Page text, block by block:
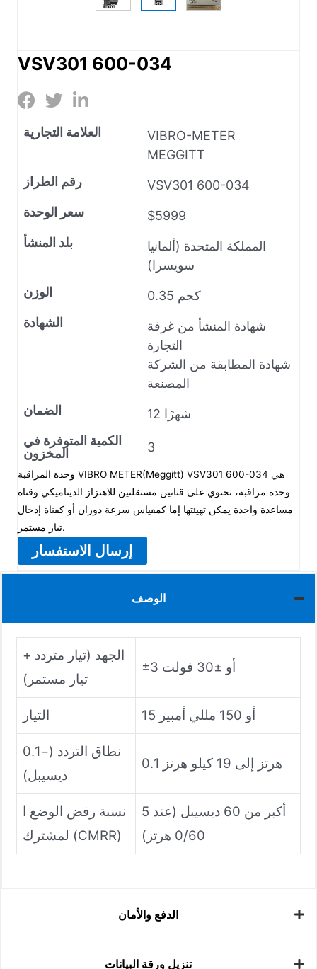
VSV301 600-034
العلامة التجارية
VIBRO-METER
MEGGITT
رقم الطراز
VSV301 600-034
سعر الوحدة
$5999
بلد المنشأ
المملكة المتحدة (ألمانيا
سويسرا)
الوزن
0.35 كجم
الشهادة
شهادة المنشأ من غرفة
التجارة
شهادة المطابقة من الشركة
المصنعة
الضمان
12 شهرًا
الكمية المتوفرة في
المخزون
3
وحدة المراقبة VIBRO METER(Meggitt) VSV301 600-034 هي
وحدة مراقبة، تحتوي على قناتين مستقلتين للاهتزاز الديناميكي وقناة
مساعدة واحدة يمكن تهيئتها إما كمقياس سرعة دوران أو كقناة إدخال
تيار مستمر.
إرسال الاستفسار
الوصف
الجهد (تيار متردد +
تيار مستمر)
±3 أو ±30 فولت
التيار 15 أو 150 مللي أمبير
نطاق التردد (−0.1
ديسيبل)
0.1 هرتز إلى 19 كيلو هرتز
نسبة رفض الوضع ا
لمشترك (CMRR)
أكبر من 60 ديسيبل (عند 5
0/60 هرتز)
الدفع والأمان
تنزيل ورقة البيانات